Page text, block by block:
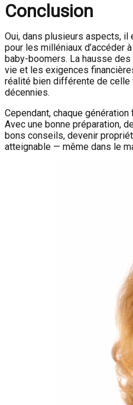
Conclusion
Oui, dans plusieurs aspects,
pour les milléniaux d’accéder
baby-boomers. La hausse
vie et les exigences
réalité bien différente de celle
décennies.
Cependant, chaque
Avec une bonne préparation,
bons conseils, devenir
atteignable — même dans le